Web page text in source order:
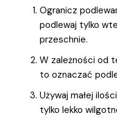
Ogranicz
podlewaj tylko
przeschnie.
W zależności od
to oznaczać
Używaj małej
tylko lekko